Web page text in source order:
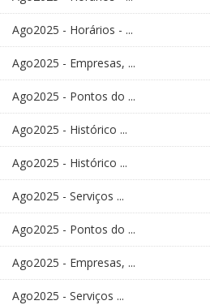
Ago2025 - Horários - ...
Ago2025 - Empresas, ...
Ago2025 - Pontos do ...
Ago2025 - Histórico ...
Ago2025 - Histórico ...
Ago2025 - Serviços ...
Ago2025 - Pontos do ...
Ago2025 - Empresas, ...
Ago2025 - Serviços ...